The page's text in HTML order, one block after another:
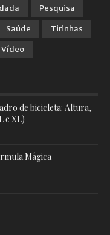
Pesquisa
Saúde
Tirinhas
Vídeo
de bicicleta: Altura,
e XL)
Mágica